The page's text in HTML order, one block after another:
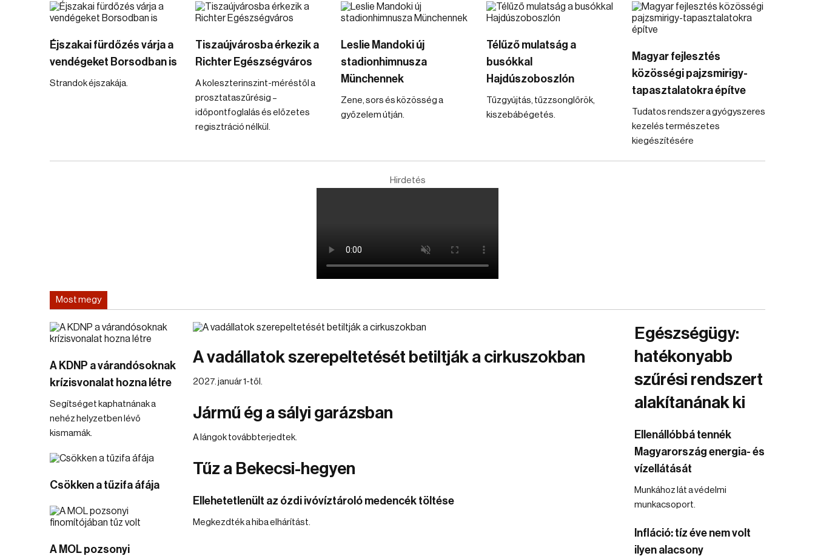
Éjszakai fürdőzés várja a
vendégeket Borsodban is
Strandok éjszakája.
Tiszaújvárosba érkezik a
Richter Egészségváros
A koleszterinszint-méréstől a
prosztataszűrésig –
időpontfoglalás és előzetes
regisztráció nélkül.
Leslie Mandoki új
stadionhimnusza
Münchennek
Zene, sors és közösség a
győzelem útján.
Télűző mulatság a
busókkal
Hajdúszoboszlón
Tűzgyújtás, tűzzsonglőrök,
kiszebábégetés.
Magyar fejlesztés
közösségi pajzsmirigy-
tapasztalatokra építve
Tudatos rendszer a gyógyszeres
kezelés természetes
kiegészítésére
Hirdetés
Most megy
A KDNP a várandósoknak
krízisvonalat hozna létre
Segítséget kaphatnának a
nehéz helyzetben lévő
kismamák.
Csökken a tűzifa áfája
A MOL pozsonyi
A vadállatok szerepeltetését betiltják a cirkuszokban
2027. január 1-től.
Jármű ég a sályi garázsban
A lángok továbbterjedtek.
Tűz a Bekecsi-hegyen
Ellehetetlenült az ózdi ivóvíztároló medencék töltése
Megkezdték a hiba elhárítást.
Egészségügy:
hatékonyabb
szűrési rendszert
alakítanának ki
Ellenállóbbá tennék
Magyarország energia- és
vízellátását
Munkához lát a védelmi
munkacsoport.
Infláció: tíz éve nem volt
ilyen alacsony